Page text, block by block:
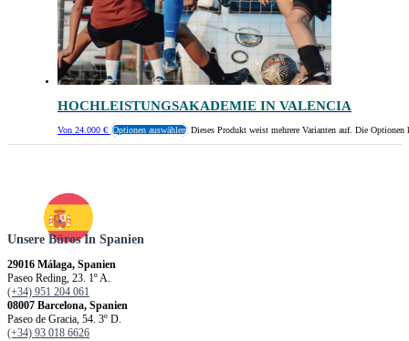
HOCHLEISTUNGSAKADEMIE IN VALENCIA
Von 24.000 € Optionen auswählen Dieses Produkt weist mehrere Varianten auf. Die
Unsere Büros In Spanien
29016 Málaga, Spanien
Paseo Reding, 23. 1º A.
(+34) 951 204 061
08007 Barcelona, Spanien
Paseo de Gracia, 54. 3º D.
(+34) 93 018 6626